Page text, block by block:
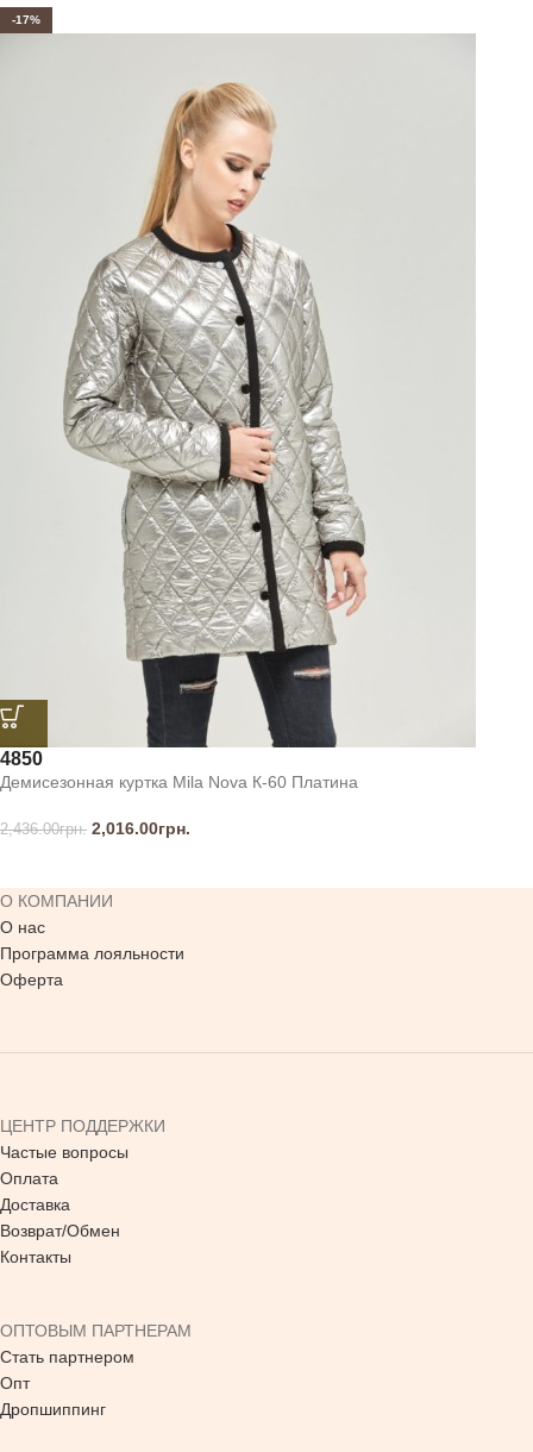
-17%
4850
Демисезонная куртка Mila Nova К-60 Платина
2,436.00грн. 2,016.00грн.
О КОМПАНИИ
О нас
Программа лояльности
Оферта
ЦЕНТР ПОДДЕРЖКИ
Частые вопросы
Оплата
Доставка
Возврат/Обмен
Контакты
ОПТОВЫМ ПАРТНЕРАМ
Стать партнером
Опт
Дропшиппинг